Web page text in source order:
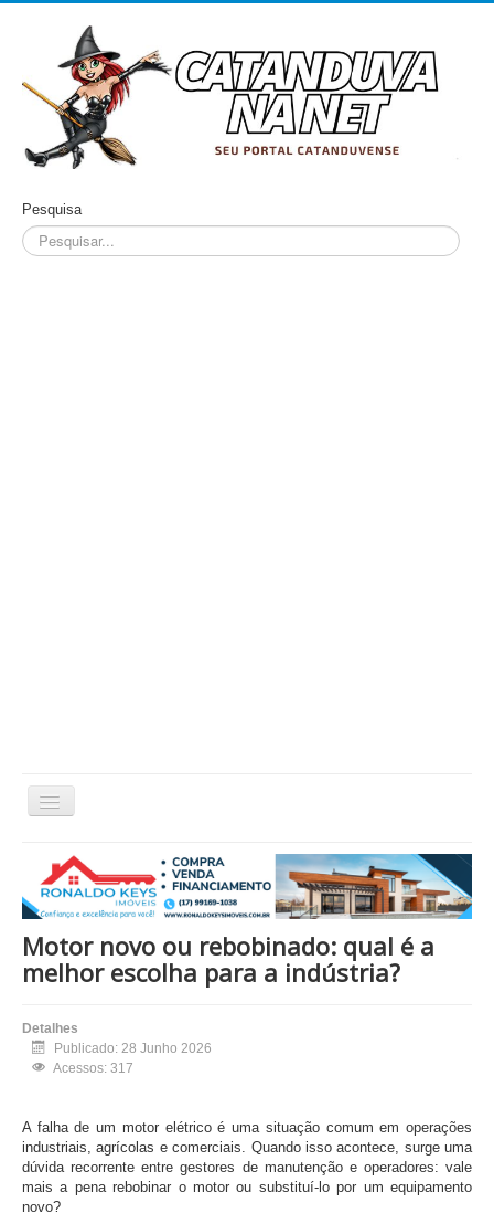
Pesquisa
Alternar
Home Cultura Economia Educação
Esportes Eventos Filmes em Cartaz Região
Política Saúde Tecnologia Cinema / Série / TV
Nacional / Mundo Vida / Estilo Artigo / Coluna
Motor novo ou rebobinado: qual é a
melhor escolha para a indústria?
Detalhes
Publicado: 28 Junho 2026
Acessos: 317
A falha de um motor elétrico é uma situação comum em operações
industriais, agrícolas e comerciais. Quando isso acontece, surge uma
dúvida recorrente entre gestores de manutenção e operadores: vale
mais a pena rebobinar o motor ou substituí-lo por um equipamento
novo?